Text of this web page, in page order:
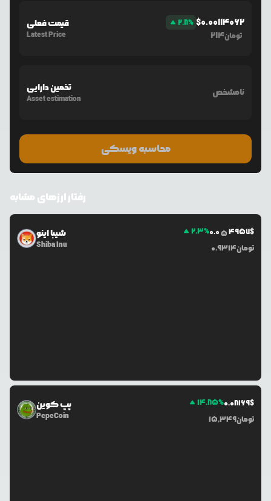
قیمت فعلی
Latest Price
2.8% $0.00114062
214تومان
تخمین دارایی
Asset estimation
نامشخص
محاسبه ویسکی
رفتار ارزهای مشابه
شیبا اینو
Shiba Inu
2.3%0.054957$
0.9314تومان
پپ کوین
PepeCoin
14.85%0.08169$
15,349تومان